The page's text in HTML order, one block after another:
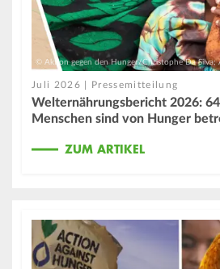
© Aktion gegen den Hunger/Christophe Da Silva;
Juli 2026 | Pressemitteilung
Welternährungsbericht 2026:
Menschen sind von Hunger
ZUM ARTIKEL